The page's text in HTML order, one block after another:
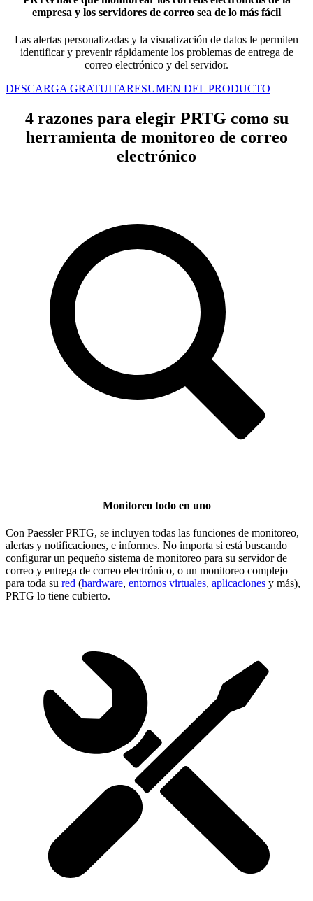
empresa y los servidores de correo sea de lo más fácil
Las alertas personalizadas y la visualización de datos le permiten
identificar y prevenir rápidamente los problemas de entrega de
correo electrónico y del servidor.
DESCARGA GRATUITARESUMEN DEL PRODUCTO
4 razones para elegir PRTG como su
herramienta de monitoreo de correo
electrónico
Monitoreo todo en uno
Con Paessler PRTG, se incluyen todas las funciones de monitoreo,
alertas y notificaciones, e informes. No importa si está buscando
configurar un pequeño sistema de monitoreo para su servidor de
correo y entrega de correo electrónico, o un monitoreo complejo
para toda su red (hardware, entornos virtuales, aplicaciones y más),
PRTG lo tiene cubierto.